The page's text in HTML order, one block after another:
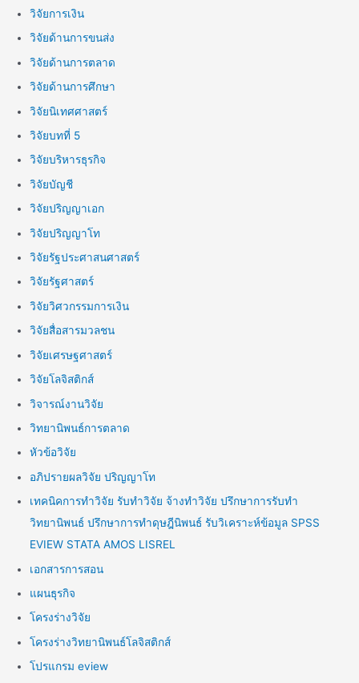
วิจัยการเงิน
วิจัยด้านการขนส่ง
วิจัยด้านการตลาด
วิจัยด้านการศึกษา
วิจัยนิเทศศาสตร์
วิจัยบทที่ 5
วิจัยบริหารธุรกิจ
วิจัยบัญชี
วิจัยปริญญาเอก
วิจัยปริญญาโท
วิจัยรัฐประศาสนศาสตร์
วิจัยรัฐศาสตร์
วิจัยวิศวกรรมการเงิน
วิจัยสื่อสารมวลชน
วิจัยเศรษฐศาสตร์
วิจัยโลจิสติกส์
วิจารณ์งานวิจัย
วิทยานิพนธ์การตลาด
หัวข้อวิจัย
อภิปรายผลวิจัย ปริญญาโท
เทคนิคการทำวิจัย รับทำวิจัย จ้างทำวิจัย ปรึกษาการรับทำ
วิทยานิพนธ์ ปรึกษาการทำดุษฎีนิพนธ์ รับวิเคราะห์ข้อมูล SPSS
EVIEW STATA AMOS LISREL
เอกสารการสอน
แผนธุรกิจ
โครงร่างวิจัย
โครงร่างวิทยานิพนธ์โลจิสติกส์
โปรแกรม eview